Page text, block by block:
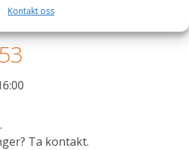
Kontakt oss
Ta kontakt.